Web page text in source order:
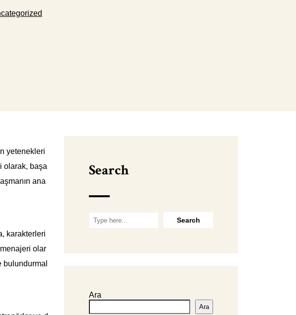
yetenekleri
olarak, başa
ana
karakterleri
menajeri olar
bulundurmal
Search
Ara
Ara